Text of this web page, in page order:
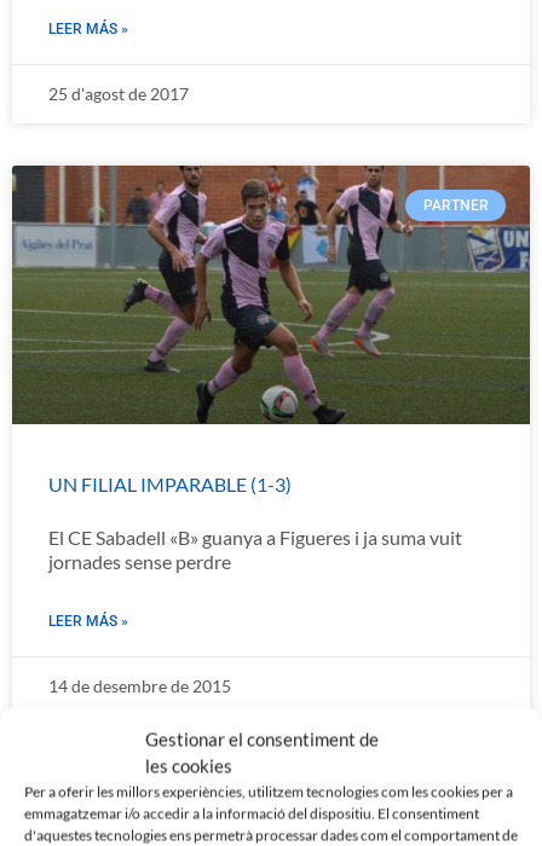
Gestionar el consentiment de
les cookies
Per a oferir les millors experiències, utilitzem tecnologies com les cookies per a
emmagatzemar i/o accedir a la informació del dispositiu. El consentiment
d'aquestes tecnologies ens permetrà processar dades com el comportament de
LEER MÁS »
25 d'agost de 2017
PARTNER
UN FILIAL IMPARABLE (1-3)
El CE Sabadell «B» guanya a Figueres i ja suma vuit
jornades sense perdre
LEER MÁS »
14 de desembre de 2015
PARTNER